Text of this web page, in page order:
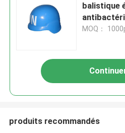
balistique
MOQ：
produits recommandés